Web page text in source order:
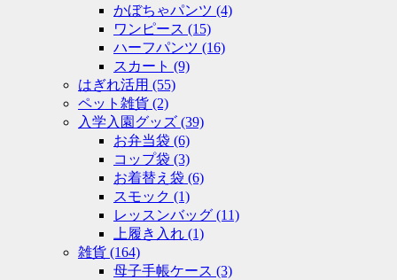
かぼちゃパンツ (4)
ワンピース (15)
ハーフパンツ (16)
スカート (9)
はぎれ活用 (55)
ペット雑貨 (2)
入学入園グッズ (39)
お弁当袋 (6)
コップ袋 (3)
お着替え袋 (6)
スモック (1)
レッスンバッグ (11)
上履き入れ (1)
雑貨 (164)
母子手帳ケース (3)